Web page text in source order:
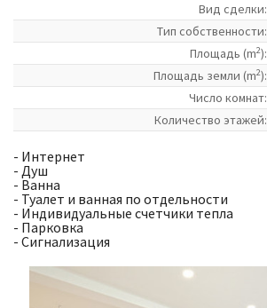
Вид сделки:
Tип собственности:
Площадь (m2):
Площадь земли (m2):
Число комнат:
Количество этажей:
- Интернет
- Душ
- Ванна
- Туалет и ванная по отдельности
- Индивидуальные счетчики тепла
- Парковка
- Сигнализация